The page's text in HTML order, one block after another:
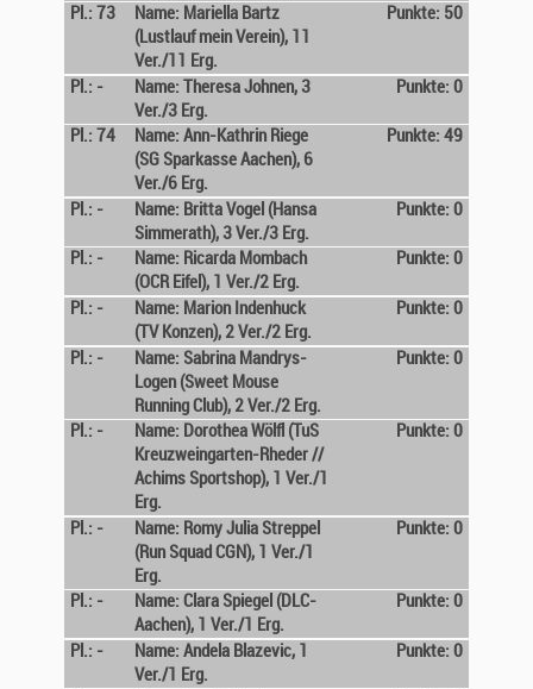
Pl.: 73
Name: Mariella Bartz
(Lustlauf mein Verein), 11
Ver./11 Erg.
Punkte: 50
Pl.: -
Name: Theresa Johnen, 3
Ver./3 Erg.
Punkte: 0
Pl.: 74
Name: Ann-Kathrin Riege
(SG Sparkasse Aachen), 6
Ver./6 Erg.
Punkte: 49
Pl.: -
Name: Britta Vogel (Hansa
Simmerath), 3 Ver./3 Erg.
Punkte: 0
Pl.: -
Name: Ricarda Mombach
(OCR Eifel), 1 Ver./2 Erg.
Punkte: 0
Pl.: -
Name: Marion Indenhuck
(TV Konzen), 2 Ver./2 Erg.
Punkte: 0
Pl.: -
Name: Sabrina Mandrys-
Logen (Sweet Mouse
Running Club), 2 Ver./2 Erg.
Punkte: 0
Pl.: -
Name: Dorothea Wölfl (TuS
Kreuzweingarten-Rheder //
Achims Sportshop), 1 Ver./1
Erg.
Punkte: 0
Pl.: -
Name: Romy Julia Streppel
(Run Squad CGN), 1 Ver./1
Erg.
Punkte: 0
Pl.: -
Name: Clara Spiegel (DLC-
Aachen), 1 Ver./1 Erg.
Punkte: 0
Pl.: -
Name: Andela Blazevic, 1
Ver./1 Erg.
Punkte: 0